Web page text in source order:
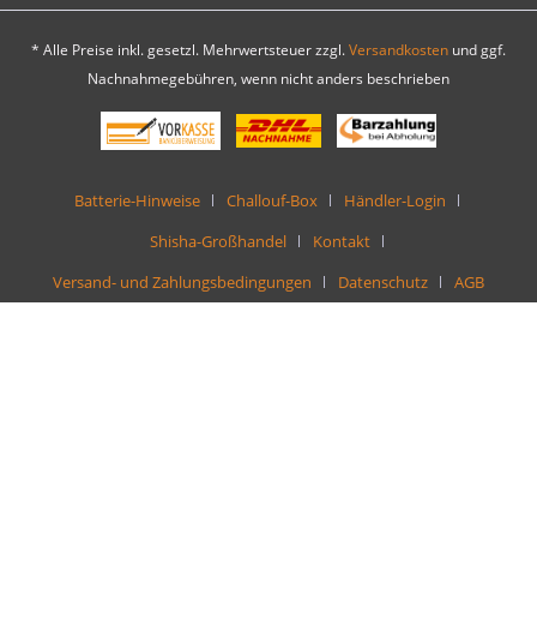
* Alle Preise inkl. gesetzl. Mehrwertsteuer zzgl.Versandkosten und ggf.
Nachnahmegebühren, wenn nicht anders beschrieben
Batterie-Hinweise Challouf-Box
Händler-Login
Shisha-Großhandel
Kontakt
Versand- und Zahlungsbedingungen
Datenschutz AGB